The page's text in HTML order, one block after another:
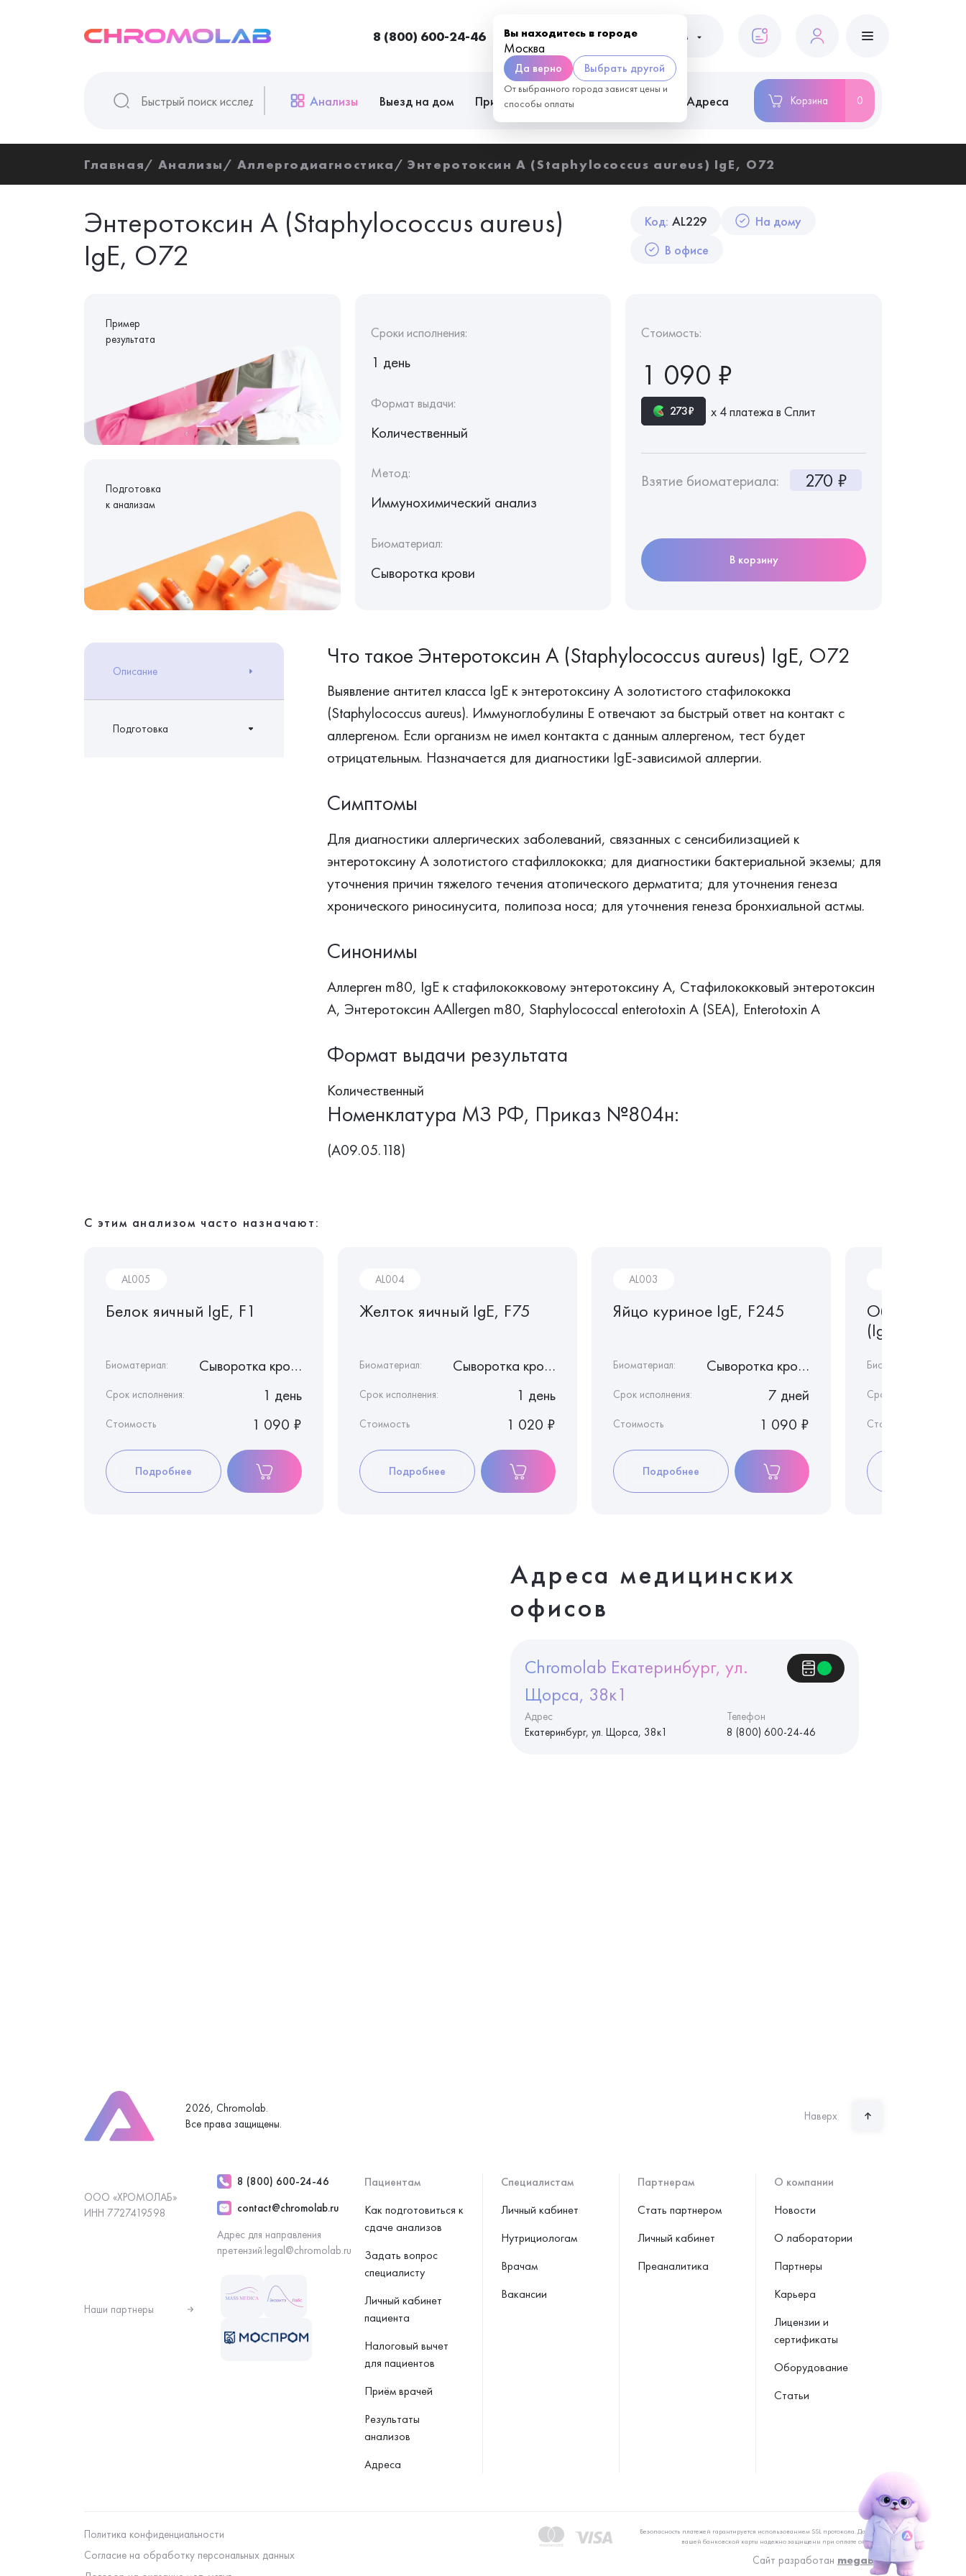
8 (800) 600-24-46 Вы находитесь в городе
Москва
Да верно Выбрать другой
От выбранного города зависят цены и
способы оплаты
Москва Пациентам
Анализы Выезд на дом Приём врачей Адреса Корзина 0
Главная Анализы Аллергодиагностика Энтеротоксин А (Staphylococcus aureus) IgE, O72
Код: AL229
На дому
В офисе
Энтеротоксин А (Staphylococcus aureus)
IgE, O72
Пример
результата
Подготовка
к анализам
Сроки исполнения:
1 день
Формат выдачи:
Количественный
Метод:
Иммунохимический анализ
Биоматериал:
Сыворотка крови
Стоимость:
1 090 ₽
273₽ х 4 платежа в Сплит
Взятие биоматериала: 270 ₽
В корзину
Описание
Подготовка
Что такое Энтеротоксин А (Staphylococcus aureus) IgE, O72
Выявление антител класса IgЕ к энтеротоксину А золотистого стафилококка
(Staphylococcus aureus). Иммуноглобулины Е отвечают за быстрый ответ на контакт с
аллергеном. Если организм не имел контакта с данным аллергеном, тест будет
отрицательным. Назначается для диагностики IgE-зависимой аллергии.
Симптомы
Для диагностики аллергических заболеваний, связанных с сенсибилизацией к
энтеротоксину А золотистого стафиллококка; для диагностики бактериальной экземы; для
уточнения причин тяжелого течения атопического дерматита; для уточнения генеза
хронического риносинусита, полипоза носа; для уточнения генеза бронхиальной астмы.
Синонимы
Аллерген m80, IgЕ к стафилококковому энтеротоксину А, Стафилококковый энтеротоксин
А, Энтеротоксин АAllergen m80, Staphylococcal enterotoxin A (SEA), Enterotoxin A
Формат выдачи результата
Количественный
Номенклатура МЗ РФ, Приказ №804н:
(A09.05.118)
С этим анализом часто назначают:
AL005
Белок яичный IgE, F1
Биоматериал: Сыворотка крови
Срок исполнения: 1 день
Стоимость 1 090 ₽
Подробнее
AL004
Желток яичный IgE, F75
Биоматериал: Сыворотка крови
Срок исполнения: 1 день
Стоимость 1 020 ₽
Подробнее
AL003
Яйцо куриное IgE, F245
Биоматериал: Сыворотка крови
Срок исполнения: 7 дней
Стоимость 1 090 ₽
Подробнее
Общий
(IgE)
Биоматериал:
Срок исполнения:
Стоимость
Адреса медицинских
офисов
Chromolab Екатеринбург, ул.
Щорса, 38к1
Адрес
Екатеринбург, ул. Щорса, 38к1
Телефон
8 (800) 600-24-46
2026, Chromolab.
Все права защищены.
Наверх
Пациентам
Как подготовиться к
сдаче анализов
Задать вопрос
специалисту
Личный кабинет
пациента
Налоговый вычет
для пациентов
Приём врачей
Результаты
анализов
Адреса
Специалистам
Личный кабинет
Нутрициологам
Врачам
Вакансии
Партнерам
Стать партнером
Личный кабинет
Преаналитика
О компании
Новости
О лаборатории
Партнеры
Карьера
Лицензии и
сертификаты
Оборудование
Статьи
ООО «ХРОМОЛАБ»
ИНН 7727419598
8 (800) 600-24-46
contact@chromolab.ru
Адрес для направления
претензий:legal@chromolab.ru
Наши партнеры
Политика конфиденциальности
Согласие на обработку персональных данных
Безопасность платежей гарантируется использованием SSL протокола. Данные
вашей банковской карты надежно защищены при оплате онлайн
Сайт разработан megaBit